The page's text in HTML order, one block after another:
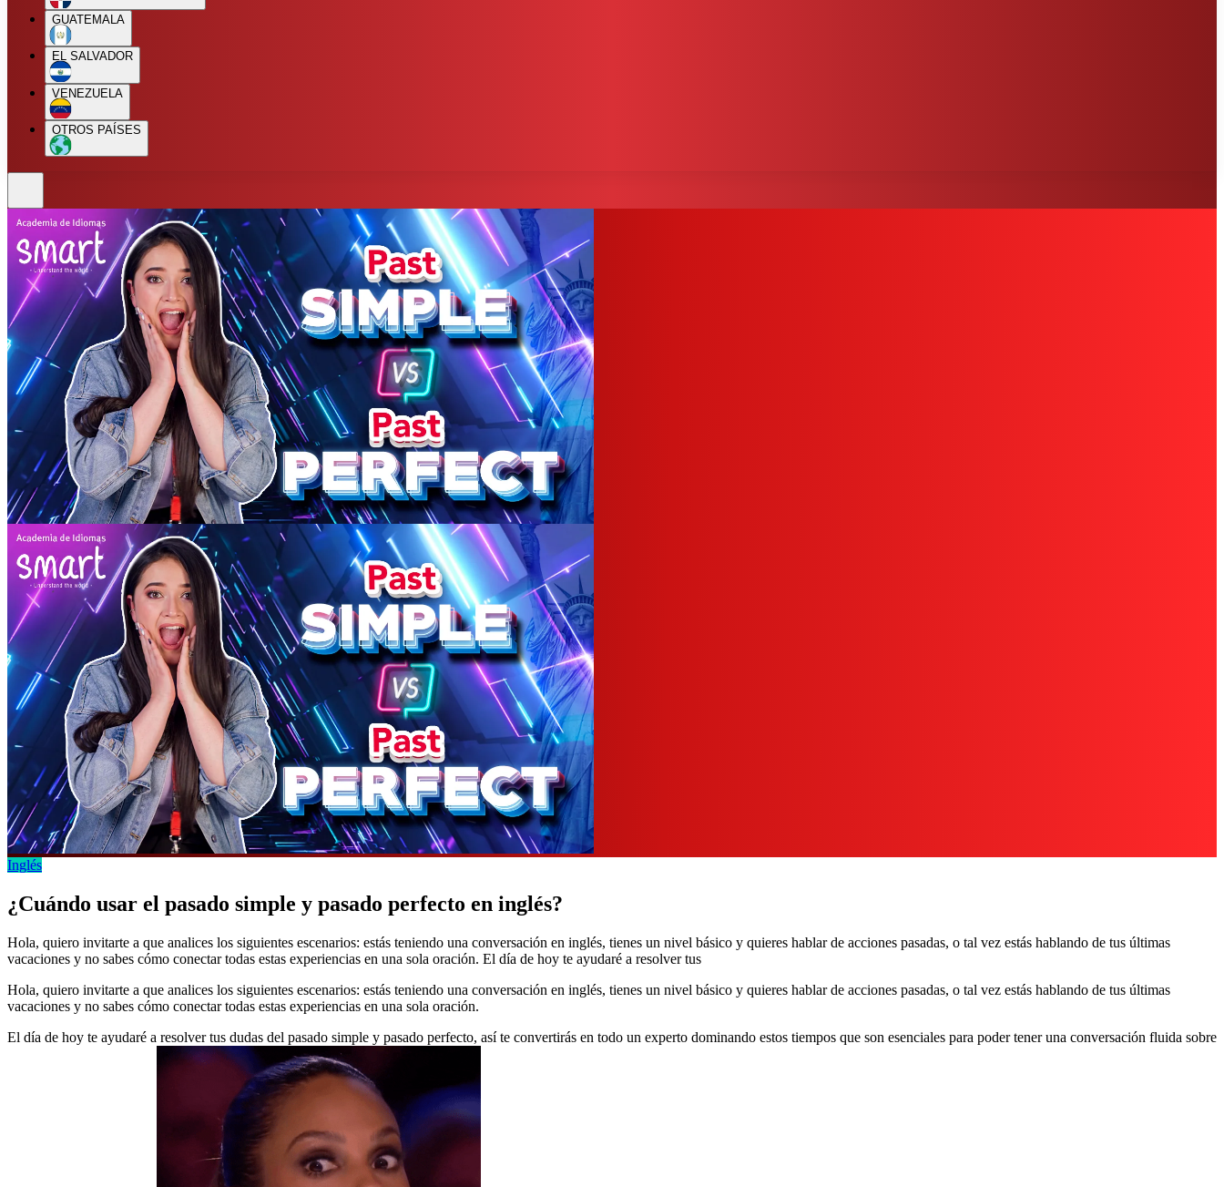
GUATEMALA
EL SALVADOR
VENEZUELA
OTROS PAÍSES
Inglés
¿Cuándo usar el pasado simple y pasado perfecto en inglés?
Hola, quiero invitarte a que analices los siguientes escenarios: estás teniendo una conversación en inglés, tienes un nivel básico y quieres hablar de acciones pasadas, o tal vez estás hablando de tus últimas
vacaciones y no sabes cómo conectar todas estas experiencias en una sola oración. El día de hoy te ayudaré a resolver tus
Hola, quiero invitarte a que analices los siguientes escenarios: estás teniendo una conversación en inglés, tienes un nivel básico y quieres hablar de acciones pasadas, o tal vez estás hablando de tus últimas
vacaciones y no sabes cómo conectar todas estas experiencias en una sola oración.
El día de hoy te ayudaré a resolver tus dudas del pasado simple y pasado perfecto, así te convertirás en todo un experto dominando estos tiempos que son esenciales para poder tener una conversación fluida sobre